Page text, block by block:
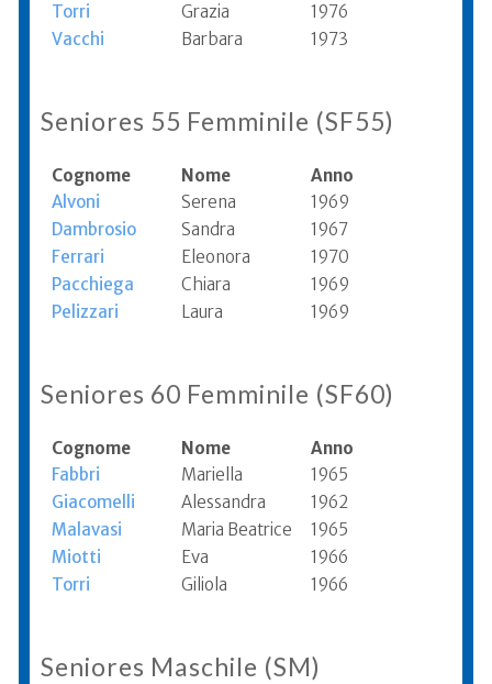
Torri
Grazia
1976
Vacchi
Barbara 1973
Seniores 55 Femminile (SF55)
Cognome Nome
Anno
Alvoni
Serena
1969
Dambrosio
Sandra
1967
Ferrari
Eleonora
1970
Pacchiega
Chiara
1969
Pelizzari
Laura 1969
Seniores 60 Femminile (SF60)
Cognome Nome
Anno
Fabbri
Mariella
1965
Giacomelli
Alessandra
1962
Malavasi
Maria Beatrice
1965
Miotti
Eva
1966
Torri
Giliola 1966
Seniores Maschile (SM)